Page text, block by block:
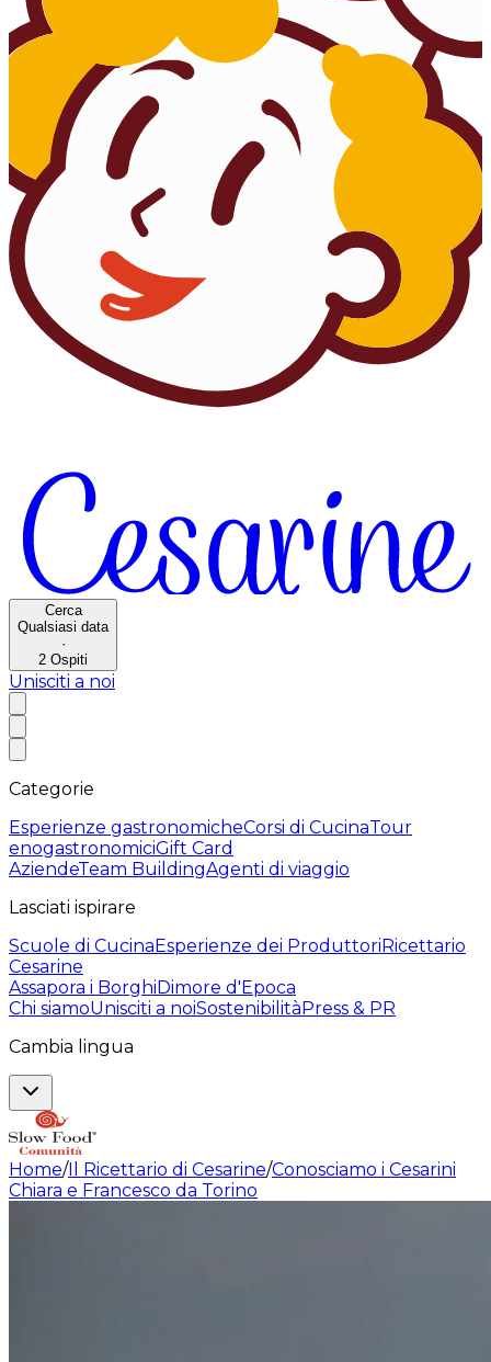
Cerca
Qualsiasi data
·
2 Ospiti
Unisciti a noi
Categorie
Esperienze gastronomicheCorsi di CucinaTour
enogastronomiciGift Card
AziendeTeam BuildingAgenti di viaggio
Lasciati ispirare
Scuole di CucinaEsperienze dei ProduttoriRicettario
Cesarine
Assapora i BorghiDimore d'Epoca
Chi siamoUnisciti a noiSostenibilitàPress & PR
Cambia lingua
Home/Il Ricettario di Cesarine/Conosciamo i Cesarini
Chiara e Francesco da Torino